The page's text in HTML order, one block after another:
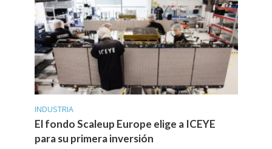
INDUSTRIA
El fondo Scaleup Europe elige a ICEYE
para su primera inversión